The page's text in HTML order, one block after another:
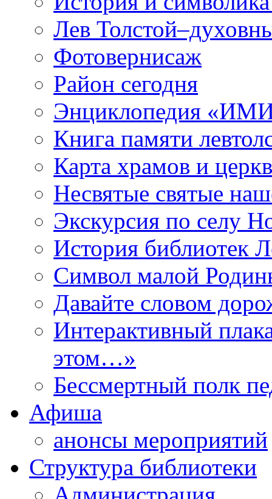
Лев
Фотовернисаж
Район сегодня
Энциклопедия «ИМИ
Книга памяти
Карта храмов и
Несвятые святые
Экскурсия по селу
История библиотек
Символ малой
Давайте словом
Интерактивный
этом…»
Бессмертный полк
Афиша
анонсы мероприятий
Структура библиотеки